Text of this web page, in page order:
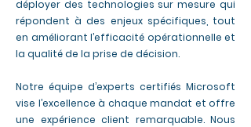
déployer des technologies sur mesure qui
répondent à des enjeux spécifiques, tout
en améliorant l’efficacité opérationnelle et
la qualité de la prise de décision.
Notre équipe d’experts certifiés Microsoft
vise l’excellence à chaque mandat et offre
une expérience client remarquable. Nous